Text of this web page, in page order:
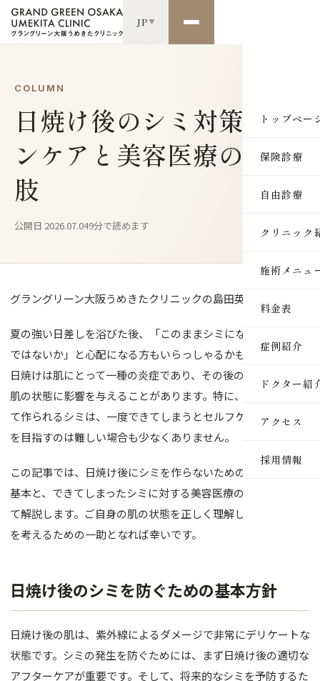
JP▼
トップペー
保険診療
自由診療
クリニック
施術メニュ
SKIN
レーザー
ヒアルロ
肌育注射
料金表
症例紹介
ドクター紹
アクセス
採用情報
COLUMN
日焼け後のシミ対策スキ
ンケアと美容医療の選択
肢
公開日 2026.07.049分で読めます
グラングリーン大阪うめきたクリニックの島田英徳です。
夏の強い日差しを浴びた後、「このままシミになってしまうの
ではないか」と心配になる方もいらっしゃるかもしれません。
日焼けは肌にとって一種の炎症であり、その後のケアが将来の
肌の状態に影響を与えることがあります。特に、紫外線によっ
て作られるシミは、一度できてしまうとセルフケアだけで改善
を目指すのは難しい場合も少なくありません。
この記事では、日焼け後にシミを作らないためのスキンケアの
基本と、できてしまったシミに対する美容医療の選択肢につい
て解説します。ご自身の肌の状態を正しく理解し、適切な対策
を考えるための一助となれば幸いです。
日焼け後のシミを防ぐための基本方針
日焼け後の肌は、紫外線によるダメージで非常にデリケートな
状態です。シミの発生を防ぐためには、まず日焼け後の適切な
アフターケアが重要です。そして、将来的なシミを予防するた